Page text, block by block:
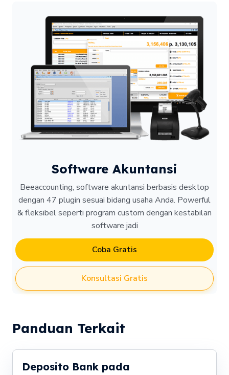
Software Akuntansi
Beeaccounting, software akuntansi berbasis desktop
dengan 47 plugin sesuai bidang usaha Anda. Powerful
& fleksibel seperti program custom dengan kestabilan
software jadi
Coba Gratis
Konsultasi Gratis
Panduan Terkait
Deposito Bank pada